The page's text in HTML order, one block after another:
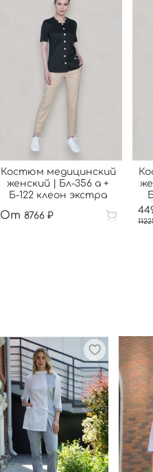
Костюм медицинский
женский | Бл-356 а +
Б-122 клеон экстра
От 8766 ₽